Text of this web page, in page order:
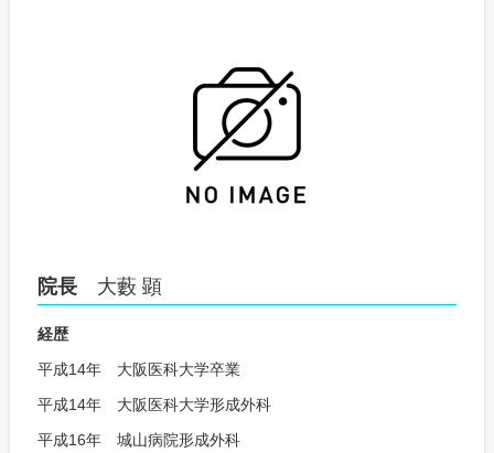
院長大藪 顕
経歴
平成14年 大阪医科大学卒業
平成14年 大阪医科大学形成外科
平成16年 城山病院形成外科